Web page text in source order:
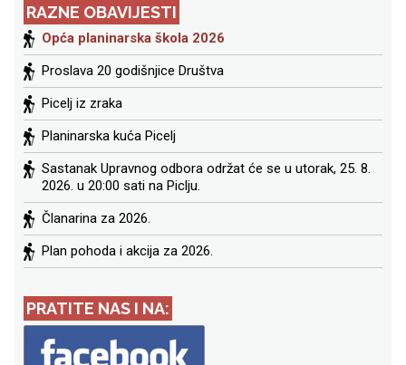
RAZNE OBAVIJESTI
Opća planinarska škola 2026
Proslava 20 godišnjice Društva
Picelj iz zraka
Planinarska kuća Picelj
Sastanak Upravnog odbora održat će se u utorak, 25. 8.
2026. u 20:00 sati na Piclju.
Članarina za 2026.
Plan pohoda i akcija za 2026.
PRATITE NAS I NA: